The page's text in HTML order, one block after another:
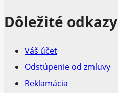
Dôležité odkazy
Váš účet
Odstúpenie od zmluvy
Reklamácia